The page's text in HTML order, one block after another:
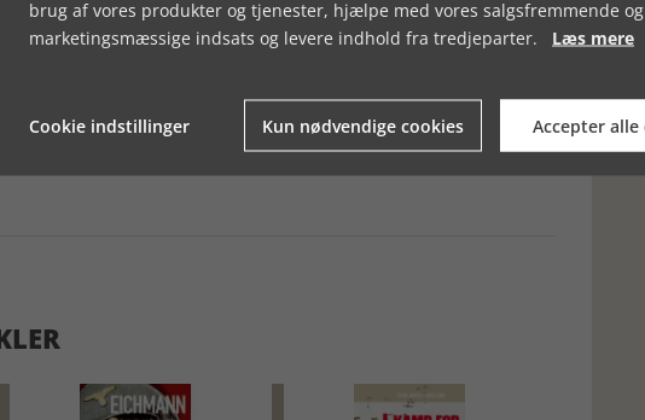
udførlige redegørelse for og analyse af ”patronernes Holocaust” på
anbefales.
brug af vores produkter og tjenester, hjælpe med vores salgsfremmende og
marketingsmæssige indsats og levere indhold fra tredjeparter. Læs mere
Cookie indstillinger Kun nødvendige cookies Accepter alle